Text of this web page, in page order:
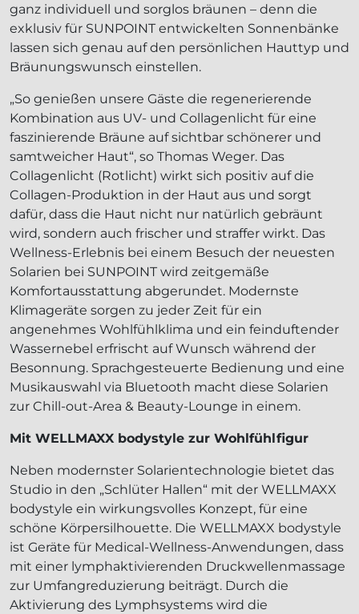
ganz individuell und sorglos bräunen – denn die
exklusiv für SUNPOINT entwickelten Sonnenbänke
lassen sich genau auf den persönlichen Hauttyp und
Bräunungswunsch einstellen.
„So genießen unsere Gäste die regenerierende
Kombination aus UV- und Collagenlicht für eine
faszinierende Bräune auf sichtbar schönerer und
samtweicher Haut“, so Thomas Weger. Das
Collagenlicht (Rotlicht) wirkt sich positiv auf die
Collagen-Produktion in der Haut aus und sorgt
dafür, dass die Haut nicht nur natürlich gebräunt
wird, sondern auch frischer und straffer wirkt. Das
Wellness-Erlebnis bei einem Besuch der neuesten
Solarien bei SUNPOINT wird zeitgemäße
Komfortausstattung abgerundet. Modernste
Klimageräte sorgen zu jeder Zeit für ein
angenehmes Wohlfühlklima und ein feinduftender
Wassernebel erfrischt auf Wunsch während der
Besonnung. Sprachgesteuerte Bedienung und eine
Musikauswahl via Bluetooth macht diese Solarien
zur Chill-out-Area & Beauty-Lounge in einem.
Mit WELLMAXX bodystyle zur Wohlfühlfigur
Neben modernster Solarientechnologie bietet das
Studio in den „Schlüter Hallen“ mit der WELLMAXX
bodystyle ein wirkungsvolles Konzept, für eine
schöne Körpersilhouette. Die WELLMAXX bodystyle
ist Geräte für Medical-Wellness-Anwendungen, dass
mit einer lymphaktivierenden Druckwellenmassage
zur Umfangreduzierung beiträgt. Durch die
Aktivierung des Lymphsystems wird die